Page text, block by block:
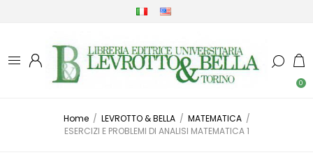
0
Home / LEVROTTO & BELLA / MATEMATICA /
ESERCIZI E PROBLEMI DI ANALISI MATEMATICA 1